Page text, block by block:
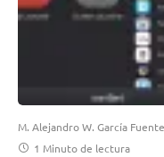
M. Alejandro W. García
1 Minuto de lectura